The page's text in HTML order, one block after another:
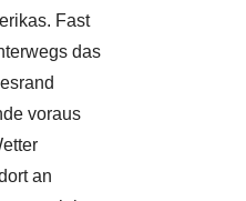
Fast
das
voraus
an